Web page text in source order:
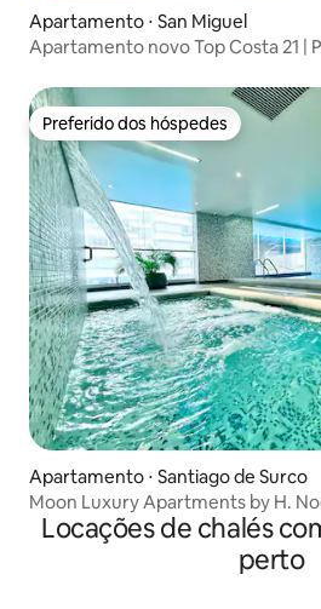
Apartamento ⋅ San Miguel
Apartamento novo Top Costa 21 |
Preferido dos hóspedes
Preferido dos hóspedes
Apartamento ⋅ Santiago de Surco
Moon Luxury Apartments by H.
Locações de chalés
perto